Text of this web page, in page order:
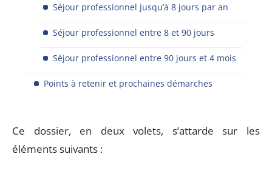
Séjour professionnel jusqu’à 8 jours par an
Séjour professionnel entre 8 et 90 jours
Séjour professionnel entre 90 jours et 4 mois
Points à retenir et prochaines démarches
Ce dossier, en deux volets, s’attarde sur les
éléments suivants :